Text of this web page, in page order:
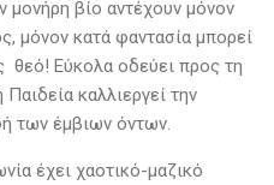
μονήρη βίο αντέχουν μόνον
μόνον κατά φαντασία μπορεί
θεό! Εύκολα οδεύει προς τη
καλλιεργεί την
των έμβιων όντων.
έχει χαοτικό-μαζικό